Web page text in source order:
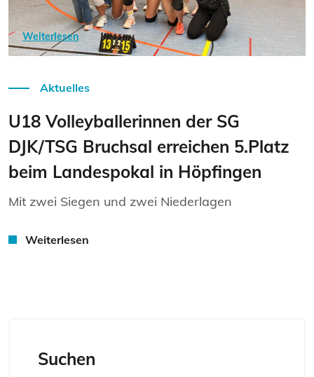
Weiterlesen
Aktuelles
U18 Volleyballerinnen der SG
DJK/TSG Bruchsal erreichen 5.Platz
beim Landespokal in Höpfingen
Mit zwei Siegen und zwei Niederlagen
Weiterlesen
Suchen